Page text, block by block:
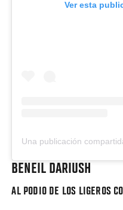
Ver esta
BENEIL DARIUSH
AL PODIO DE LOS LIGEROS